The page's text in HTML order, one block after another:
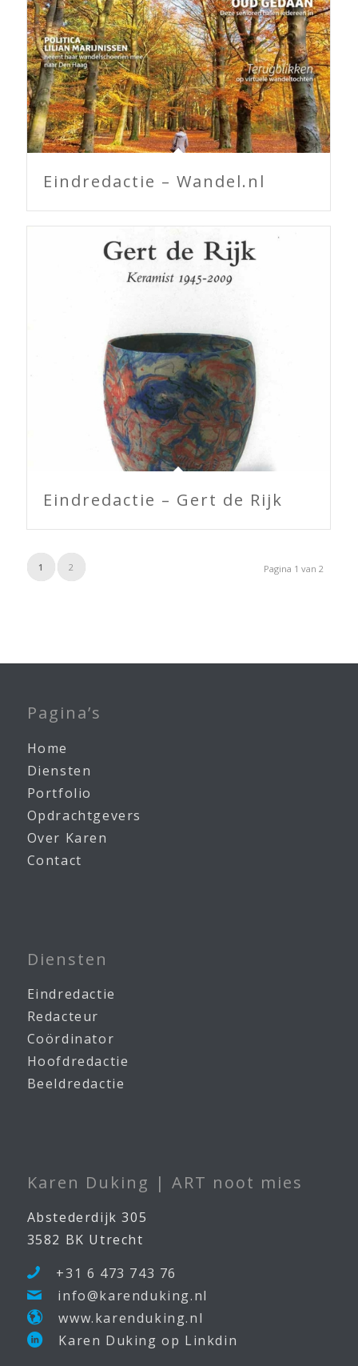
Eindredactie – Wandel.nl
Eindredactie – Gert de Rijk
Pagina 1 van 2
1 2
Pagina’s
Home
Diensten
Portfolio
Opdrachtgevers
Over Karen
Contact
Diensten
Eindredactie
Redacteur
Coördinator
Hoofdredactie
Beeldredactie
Karen Duking | ART noot mies
Abstederdijk 305
3582 BK Utrecht
+31 6 473 743 76
info@karenduking.nl
www.karenduking.nl
Karen Duking op Linkdin